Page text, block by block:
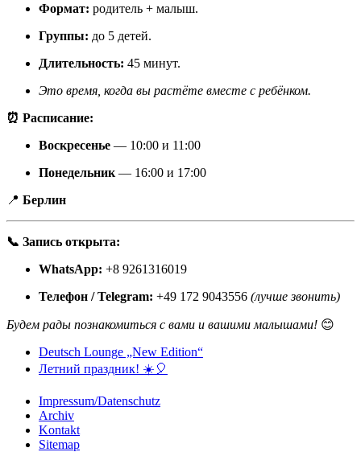
Формат: родитель + малыш.
Группы: до 5 детей.
Длительность: 45 минут.
Это время, когда вы растёте вместе с ребёнком.
⏰ Расписание:
Воскресенье — 10:00 и 11:00
Понедельник — 16:00 и 17:00
📍 Берлин
📞 Запись открыта:
WhatsApp: +8 9261316019
Телефон / Telegram: +49 172 9043556 (лучше звонить)
Будем рады познакомиться с вами и вашими малышами! 😊
Deutsch Lounge „New Edition“
Летний праздник! ☀️🎈
Impressum/Datenschutz
Archiv
Kontakt
Sitemap